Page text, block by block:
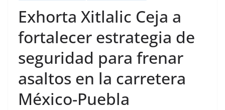
Exhorta Xitlalic Ceja a
fortalecer estrategia de
seguridad para frenar
asaltos en la carretera
México-Puebla